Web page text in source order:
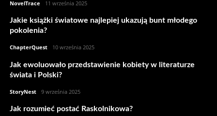
NovelTrace 11 września 2025
Jakie książki światowe najlepiej ukazują bunt młodego
pokolenia?
ChapterQuest 10 września 2025
Jak ewoluowało przedstawienie kobiety w literaturze
świata i Polski?
StoryNest 9 września 2025
Jak rozumieć postać Raskolnikowa?